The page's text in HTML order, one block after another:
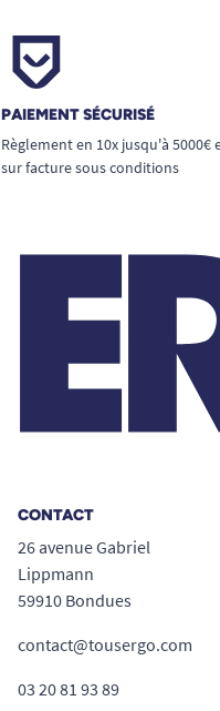
PAIEMENT SÉCURISÉ
Règlement en 10x jusqu'à 5000€
sur facture sous conditions
CONTACT
26 avenue Gabriel
Lippmann
59910 Bondues
contact@tousergo.com
03 20 81 93 89